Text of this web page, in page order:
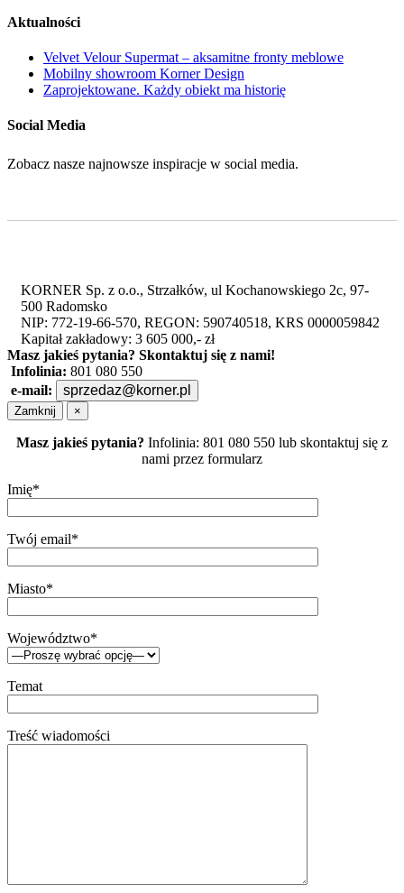
Aktualności
Velvet Velour Supermat – aksamitne fronty meblowe
Mobilny showroom Korner Design
Zaprojektowane. Każdy obiekt ma historię
Social Media
Zobacz nasze najnowsze inspiracje w social media.
KORNER Sp. z o.o., Strzałków, ul Kochanowskiego 2c, 97-
500 Radomsko
NIP: 772-19-66-570, REGON: 590740518, KRS 0000059842
Kapitał zakładowy: 3 605 000,- zł
Masz jakieś pytania? Skontaktuj się z nami!
Infolinia: 801 080 550
e-mail:
sprzedaz@korner.pl
Zamknij ×
Masz jakieś pytania? Infolinia: 801 080 550 lub skontaktuj się z
nami przez formularz
Imię*
Twój email*
Miasto*
Województwo*
Temat
Treść wiadomości